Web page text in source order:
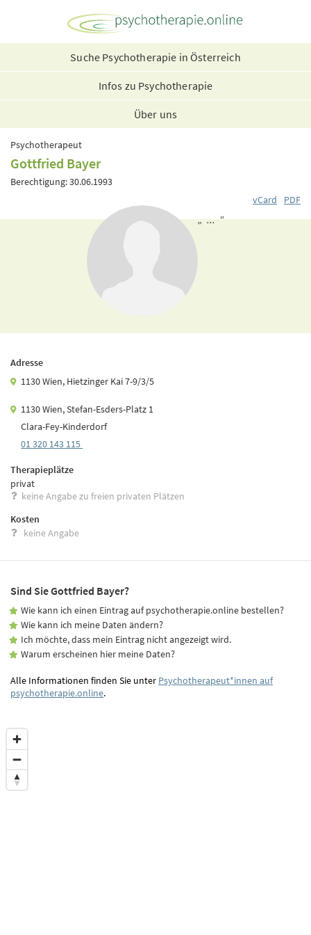
Suche Psychotherapie in Österreich
Infos zu Psychotherapie
Über uns
Psychotherapeut
Gottfried Bayer
Berechtigung: 30.06.1993
vCard
PDF
„ ... “
Adresse
1130 Wien, Hietzinger Kai 7-9/3/5
1130 Wien, Stefan-Esders-Platz 1
Clara-Fey-Kinderdorf
01 320 143 115
Therapieplätze
privat
keine Angabe zu freien privaten Plätzen
Kosten
keine Angabe
Sind Sie Gottfried Bayer?
Wie kann ich einen Eintrag auf psychotherapie.online bestellen?
Wie kann ich meine Daten ändern?
Ich möchte, dass mein Eintrag nicht angezeigt wird.
Warum erscheinen hier meine Daten?
Alle Informationen finden Sie unter Psychotherapeut*innen auf
psychotherapie.online.